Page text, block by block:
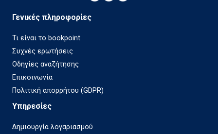
Γενικές πληροφορίες
Τι είναι το bookpoint
Συχνές ερωτήσεις
Οδηγίες αναζήτησης
Επικοινωνία
Πολιτική απορρήτου (GDPR)
Υπηρεσίες
Δημιουργία λογαριασμού